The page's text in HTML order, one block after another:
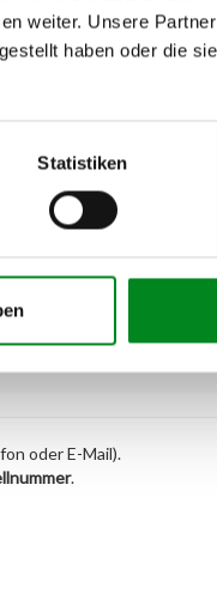
weiter. Unsere
haben oder die
Statistiken
05.2009
10.2010
oder E-Mail).
.